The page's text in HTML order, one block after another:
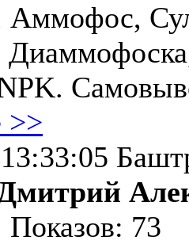
Аммофос,
>>
Показов: 73